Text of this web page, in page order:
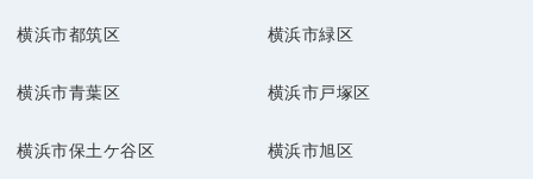
横浜市都筑区 横浜市緑区
横浜市青葉区 横浜市戸塚区
横浜市保土ケ谷区 横浜市旭区